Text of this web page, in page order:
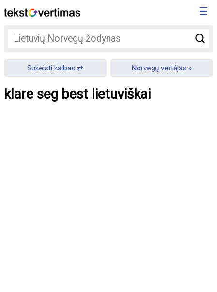
☰
Sukeisti kalbas Norvegų vertėjas
klare seg best lietuviškai